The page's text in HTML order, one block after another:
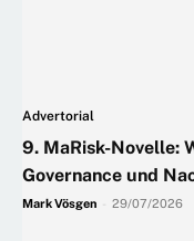
Advertorial
9. MaRisk-Novelle:
Governance und
Mark Vösgen 29/07/2026